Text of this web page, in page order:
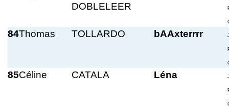
DOBLELEER
84Thomas TOLLARDO bAAxterrrr
85Céline CATALA Léna